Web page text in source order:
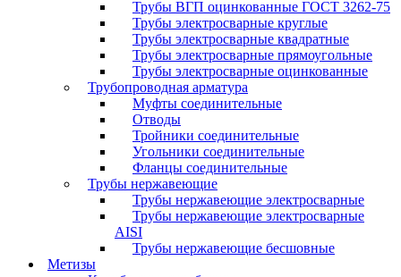
Трубы ВГП оцинкованные ГОСТ 3262-75
Трубы электросварные круглые
Трубы электросварные квадратные
Трубы электросварные прямоугольные
Трубы электросварные оцинкованные
Трубопроводная арматура
Муфты соединительные
Отводы
Тройники соединительные
Угольники соединительные
Фланцы соединительные
Трубы нержавеющие
Трубы нержавеющие электросварные
Трубы нержавеющие электросварные
AISI
Трубы нержавеющие бесшовные
Метизы